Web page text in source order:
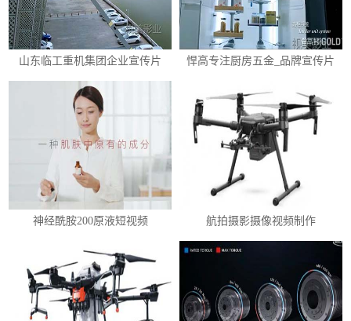
山东临工重机集团企业宣传片 悍高专注厨房五金_品牌宣传片
神经酰胺200原液短视频 航拍摄影摄像视频制作